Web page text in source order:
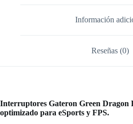
Información
Reseñas (0)
Interruptores Gateron Green Dragon
optimizado para eSports y FPS.